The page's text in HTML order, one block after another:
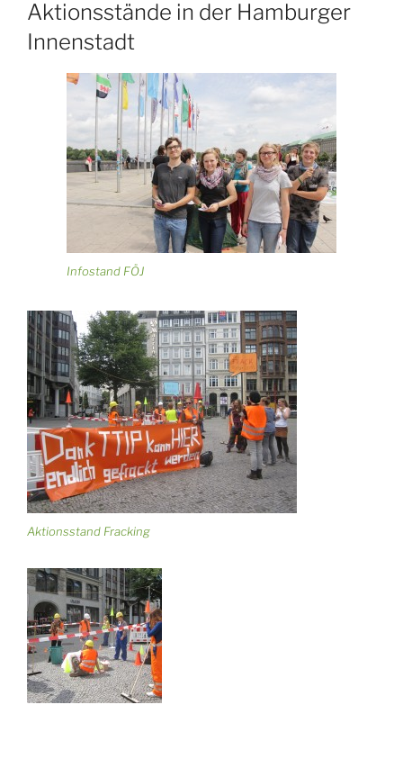
Aktionsstände in der Hamburger
Innenstadt
Infostand FÖJ
Aktionsstand Fracking